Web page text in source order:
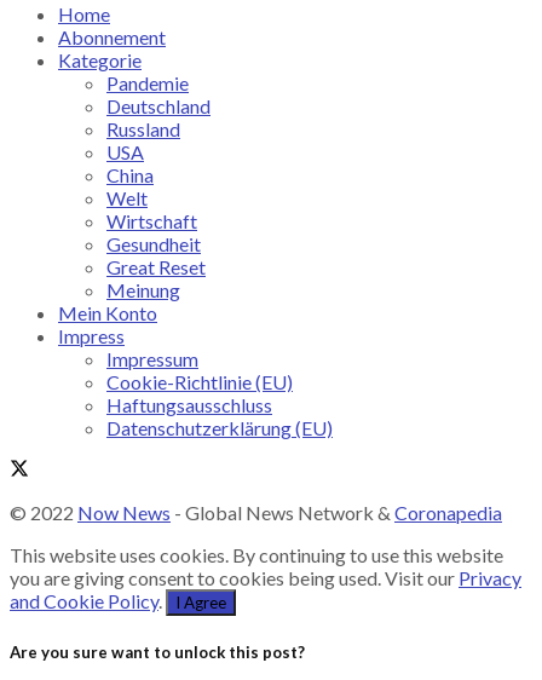
Home
Abonnement
Kategorie
Pandemie
Deutschland
Russland
USA
China
Welt
Wirtschaft
Gesundheit
Great Reset
Meinung
Mein Konto
Impress
Impressum
Cookie-Richtlinie (EU)
Haftungsausschluss
Datenschutzerklärung (EU)
© 2022 Now News - Global News Network & Coronapedia
This website uses cookies. By continuing to use this website
you are giving consent to cookies being used. Visit our Privacy
and Cookie Policy. I Agree
Are you sure want to unlock this post?